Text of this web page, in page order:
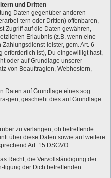
und Dritten
Daten gegenüber anderen
tern oder Dritten) offenbaren,
Zugriff auf die Daten gewähren,
Erlaubnis (z.B. wenn eine
leister, gem. Art. 6
erforderlich ist), Du eingewilligt hast,
oder auf Grundlage unserer
von Beauftragten, Webhostern,
Daten auf Grundlage eines sog.
gen, geschieht dies auf Grundlage
zu verlangen, ob betreffende
über diese Daten sowie auf weitere
Art. 15 DSGVO.
Recht, die Vervollständigung der
tigung der Dich betreffenden